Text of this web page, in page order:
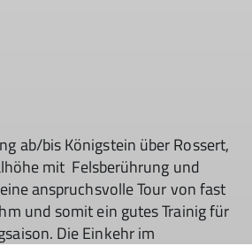
ab/bis Königstein über Rossert,
mit Felsberührung und
anspruchsvolle Tour von fast
und somit ein gutes Trainig für
Die Einkehr im